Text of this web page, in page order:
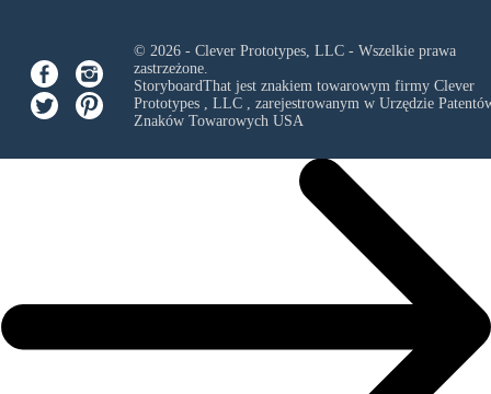
© 2026 - Clever Prototypes, LLC - Wszelkie prawa
zastrzeżone.
StoryboardThat jest znakiem towarowym firmy Clever
Prototypes , LLC, zarejestrowanym w Urzędzie
Znaków Towarowych USA